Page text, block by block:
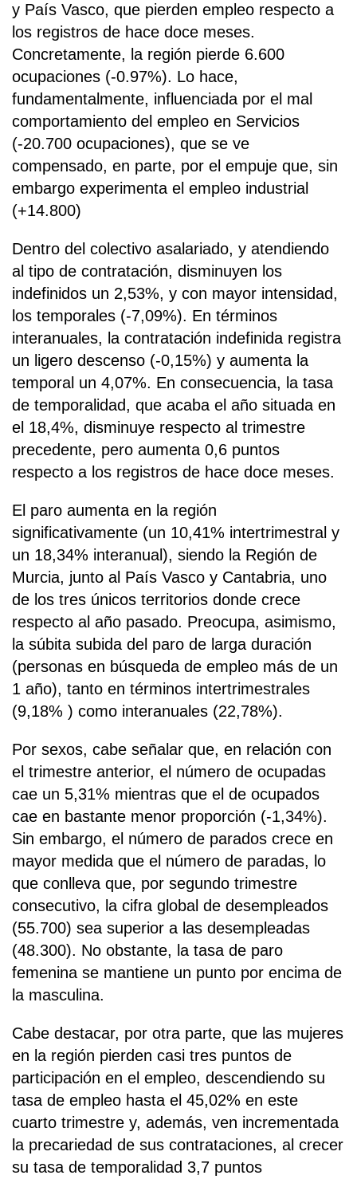
y País Vasco, que pierden empleo respecto a
los registros de hace doce meses.
Concretamente, la región pierde 6.600
ocupaciones (-0.97%). Lo hace,
fundamentalmente, influenciada por el mal
comportamiento del empleo en Servicios
(-20.700 ocupaciones), que se ve
compensado, en parte, por el empuje que, sin
embargo experimenta el empleo industrial
(+14.800)
Dentro del colectivo asalariado, y atendiendo
al tipo de contratación, disminuyen los
indefinidos un 2,53%, y con mayor intensidad,
los temporales (-7,09%). En términos
interanuales, la contratación indefinida registra
un ligero descenso (-0,15%) y aumenta la
temporal un 4,07%. En consecuencia, la tasa
de temporalidad, que acaba el año situada en
el 18,4%, disminuye respecto al trimestre
precedente, pero aumenta 0,6 puntos
respecto a los registros de hace doce meses.
El paro aumenta en la región
significativamente (un 10,41% intertrimestral y
un 18,34% interanual), siendo la Región de
Murcia, junto al País Vasco y Cantabria, uno
de los tres únicos territorios donde crece
respecto al año pasado. Preocupa, asimismo,
la súbita subida del paro de larga duración
(personas en búsqueda de empleo más de un
1 año), tanto en términos intertrimestrales
(9,18% ) como interanuales (22,78%).
Por sexos, cabe señalar que, en relación con
el trimestre anterior, el número de ocupadas
cae un 5,31% mientras que el de ocupados
cae en bastante menor proporción (-1,34%).
Sin embargo, el número de parados crece en
mayor medida que el número de paradas, lo
que conlleva que, por segundo trimestre
consecutivo, la cifra global de desempleados
(55.700) sea superior a las desempleadas
(48.300). No obstante, la tasa de paro
femenina se mantiene un punto por encima de
la masculina.
Cabe destacar, por otra parte, que las mujeres
en la región pierden casi tres puntos de
participación en el empleo, descendiendo su
tasa de empleo hasta el 45,02% en este
cuarto trimestre y, además, ven incrementada
la precariedad de sus contrataciones, al crecer
su tasa de temporalidad 3,7 puntos